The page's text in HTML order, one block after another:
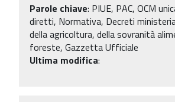
Parole chiave: PIUE, PAC, OCM
diretti, Normativa, Decreti
della agricoltura, della sovranità
foreste, Gazzetta Ufficiale
Ultima modifica: